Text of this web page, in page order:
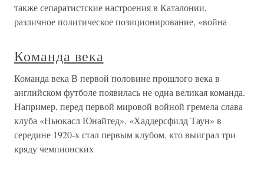
также сепаратистские настроения в Каталонии,
различное политическое позиционирование, «война
Команда века
Команда века В первой половине прошлого века в
английском футболе появилась не одна великая команда.
Например, перед первой мировой войной гремела слава
клуба «Ньюкасл Юнайтед». «Хаддерсфилд Таун» в
середине 1920-х стал первым клубом, кто выиграл три
кряду чемпионских